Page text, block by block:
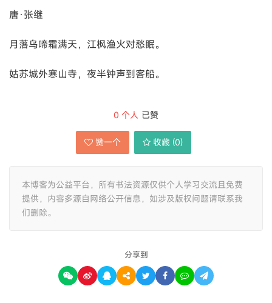
唐·张继
月落乌啼霜满天，江枫渔火对愁眠。
姑苏城外寒山寺，夜半钟声到客船。
0 个人 已赞
赞一个 收藏 (0)
本博客为公益平台，所有书法资源仅供个人学习交流且免费
提供，内容多源自网络公开信息，如涉及版权问题请联系我
们删除。
分享到